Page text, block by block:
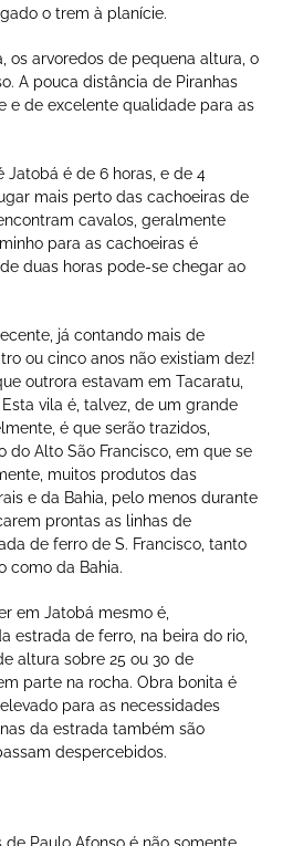
o trem à planície.
os arvoredos de pequena altura, o
A pouca distância de Piranhas
e de excelente qualidade para as
Jatobá é de 6 horas, e de 4
mais perto das cachoeiras de
cavalos, geralmente
para as cachoeiras é
duas horas pode-se chegar ao
já contando mais de
ou cinco anos não existiam dez!
outrora estavam em Tacaratu,
vila é, talvez, de um grande
é que serão trazidos,
do Alto São Francisco, em que se
muitos produtos das
e da Bahia, pelo menos durante
prontas as linhas de
de ferro de S. Francisco, tanto
como da Bahia.
em Jatobá mesmo é,
estrada de ferro, na beira do rio,
altura sobre 25 ou 30 de
parte na rocha. Obra bonita é
para as necessidades
da estrada também são
despercebidos.